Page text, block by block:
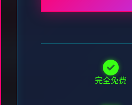
完全免费